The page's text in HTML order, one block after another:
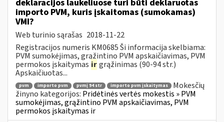
deklaracijos laukeliuose turi būti deklaruotas
importo PVM, kuris įskaitomas (sumokamas)
VMI?
Web turinio sąrašas 2018-11-22
Registracijos numeris KM0685 Ši informacija skelbiama:
PVM sumokėjimas, grąžintino PVM apskaičiavimas, PVM
permokos įskaitymas irgrąžinimas (90-94 str.)
Apskaičiuotas...
pvm importo pvm pvmį 94 str importo pvm įskaitymas
Mokesčių
žinyno kategorijos: Pridėtinės vertės mokestis » PVM
sumokėjimas, grąžintino PVM apskaičiavimas, PVM
permokos įskaitymas ir